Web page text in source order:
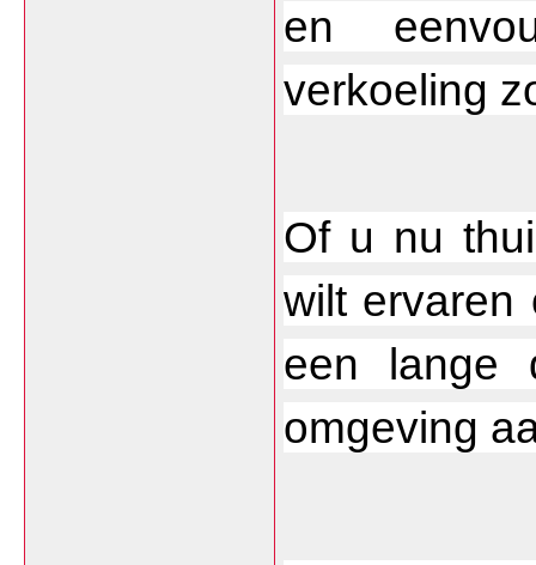
en
verkoeling
Of u nu
wilt ervaren
een
omgeving